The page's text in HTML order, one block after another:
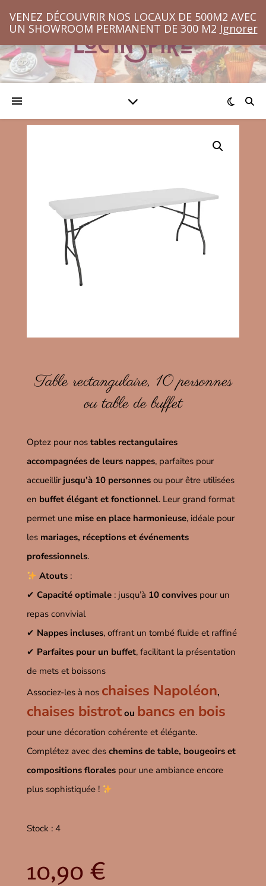
VENEZ DÉCOUVRIR NOS LOCAUX DE 500M2 AVEC
UN SHOWROOM PERMANENT DE 300 M2 Ignorer
Table rectangulaire, 10 personnes
ou table de buffet
Optez pour nos tables rectangulaires
accompagnées de leurs nappes, parfaites pour
accueillir jusqu’à 10 personnes ou pour être utilisées
en buffet élégant et fonctionnel. Leur grand format
permet une mise en place harmonieuse, idéale pour
les mariages, réceptions et événements
professionnels.
Atouts :
✔ Capacité optimale : jusqu’à 10 convives pour un
repas convivial
✔ Nappes incluses, offrant un tombé fluide et raffiné
✔ Parfaites pour un buffet, facilitant la présentation
de mets et boissons
Associez-les à nos chaises Napoléon,
chaises bistrot ou bancs en bois
pour une décoration cohérente et élégante.
Complétez avec des chemins de table, bougeoirs et
compositions florales pour une ambiance encore
plus sophistiquée !
Stock : 4
10,90 €